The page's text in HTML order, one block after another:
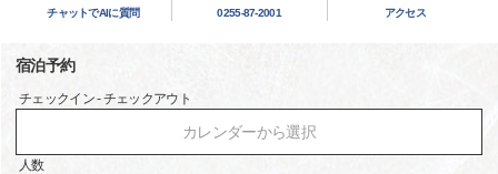
チャットでAIに質問 0255-87-2001 アクセス
宿泊予約
チェックイン - チェックアウト
カレンダーから選択
人数